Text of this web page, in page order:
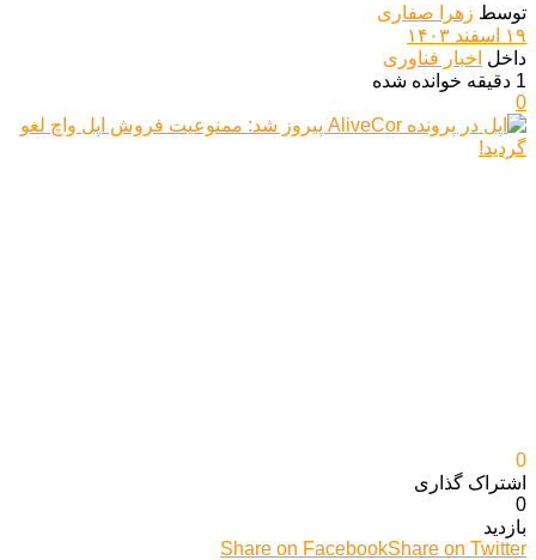
توسط زهرا صفاری
۱۹ اسفند ۱۴۰۳
داخل اخبار فناوری
1 دقیقه خوانده شده
0
0
اشتراک گذاری‌
0
بازدید
Share on FacebookShare on Twitter